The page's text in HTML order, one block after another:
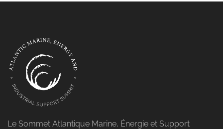
Le Sommet Atlantique Marine, Énergie et Support